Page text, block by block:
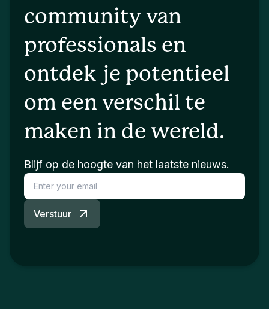
community van
professionals en
ontdek je potentieel
om een verschil te
maken in de wereld.
Blijf op de hoogte van het laatste nieuws.
Verstuur